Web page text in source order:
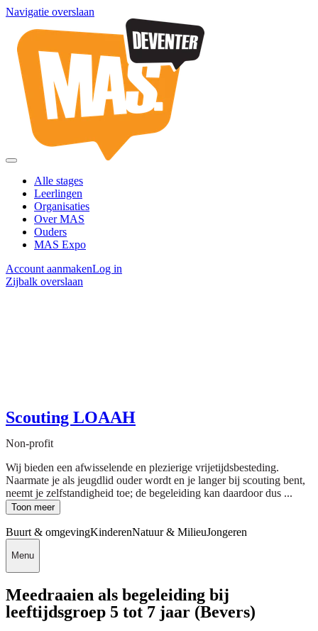
Navigatie overslaan
Alle stages
Leerlingen
Organisaties
Over MAS
Ouders
MAS Expo
Account aanmakenLog in
Zijbalk overslaan
Scouting LOAAH
Non-profit
Wij bieden een afwisselende en plezierige vrijetijdsbesteding.
Naarmate je als jeugdlid ouder wordt en je langer bij scouting bent,
neemt je zelfstandigheid toe; de begeleiding kan daardoor dus ...
Toon meer
Buurt & omgevingKinderenNatuur & MilieuJongeren
Menu
Meedraaien als begeleiding bij
leeftijdsgroep 5 tot 7 jaar (Bevers)